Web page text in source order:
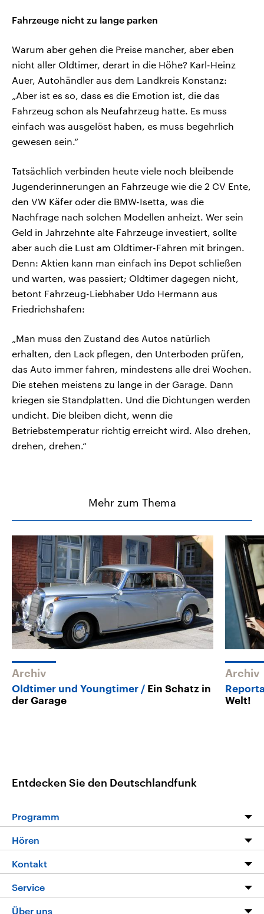
Fahrzeuge nicht zu lange parken
Warum aber gehen die Preise mancher, aber eben
nicht aller Oldtimer, derart in die Höhe? Karl-Heinz
Auer, Autohändler aus dem Landkreis Konstanz:
„Aber ist es so, dass es die Emotion ist, die das
Fahrzeug schon als Neufahrzeug hatte. Es muss
einfach was ausgelöst haben, es muss begehrlich
gewesen sein.“
Tatsächlich verbinden heute viele noch bleibende
Jugenderinnerungen an Fahrzeuge wie die 2 CV Ente,
den VW Käfer oder die BMW-Isetta, was die
Nachfrage nach solchen Modellen anheizt. Wer sein
Geld in Jahrzehnte alte Fahrzeuge investiert, sollte
aber auch die Lust am Oldtimer-Fahren mit bringen.
Denn: Aktien kann man einfach ins Depot schließen
und warten, was passiert; Oldtimer dagegen nicht,
betont Fahrzeug-Liebhaber Udo Hermann aus
Friedrichshafen:
„Man muss den Zustand des Autos natürlich
erhalten, den Lack pflegen, den Unterboden prüfen,
das Auto immer fahren, mindestens alle drei Wochen.
Die stehen meistens zu lange in der Garage. Dann
kriegen sie Standplatten. Und die Dichtungen werden
undicht. Die bleiben dicht, wenn die
Betriebstemperatur richtig erreicht wird. Also drehen,
drehen, drehen.“
Mehr zum Thema
Archiv
Oldtimer und Youngtimer
Ein Schatz in
der Garage
Archiv
Welt!
Entdecken Sie den Deutschlandfunk
Programm
Programm
Die Nachrichten
Nachrichtenleicht
Hören
Livestream
Podcasts
Kontakt
Hörerservice
Service
FAQ
Über uns